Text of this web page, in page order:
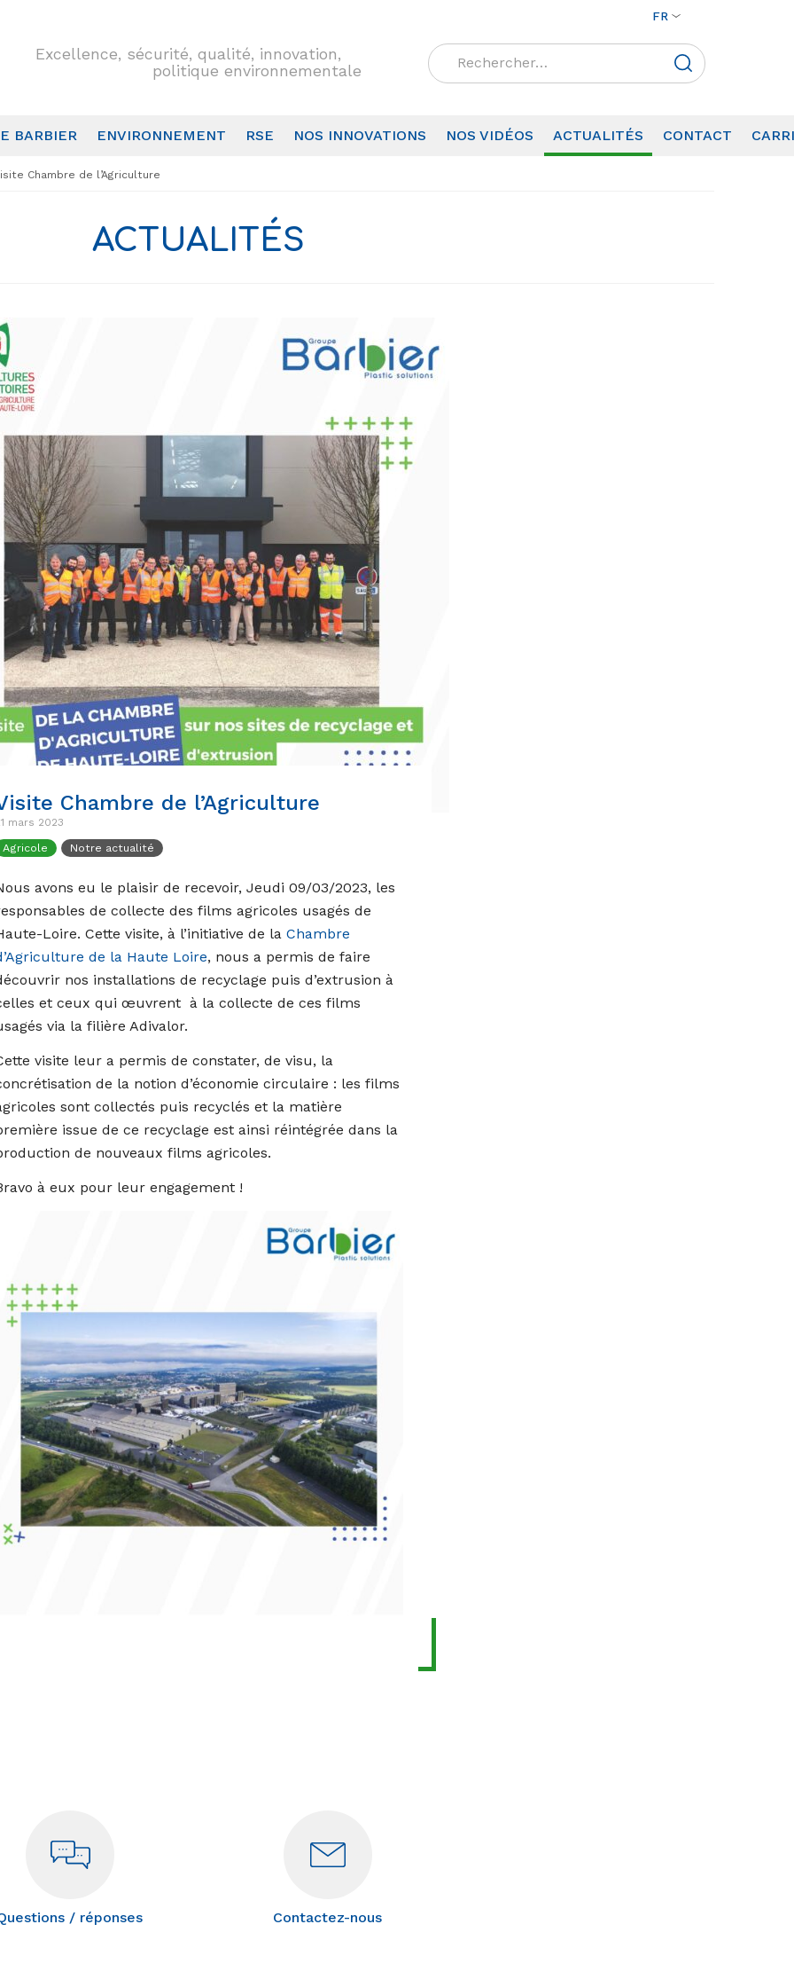
FR
Excellence, sécurité, qualité, innovation,
politique environnementale
Rechercher :
BARBIER ENVIRONNEMENT RSE NOS INNOVATIONS NOS VIDÉOS ACTUALITÉS CONTACT
Chambre de l’Agriculture
ACTUALITÉS
Chambre de l’Agriculture
mars 2023
Agricole Notre actualité
avons eu le plaisir de recevoir, Jeudi 09/03/2023, les
de collecte des films agricoles usagés de
Loire. Cette visite, à l’initiative de la Chambre
de la Haute Loire, nous a permis de faire
nos installations de recyclage puis d’extrusion à
et ceux qui œuvrent à la collecte de ces films
via la filière Adivalor.
visite leur a permis de constater, de visu, la
de la notion d’économie circulaire : les films
sont collectés puis recyclés et la matière
issue de ce recyclage est ainsi réintégrée dans la
de nouveaux films agricoles.
à eux pour leur engagement !
/ réponses Contactez-nous